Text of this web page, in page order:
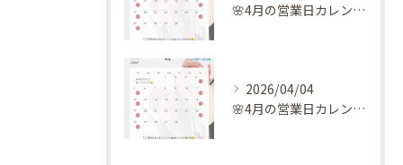
🌸4月の営業日カレンダー🗓️です🌸
2026/04/04
🌸4月の営業日カレンダー🗓️です🌸